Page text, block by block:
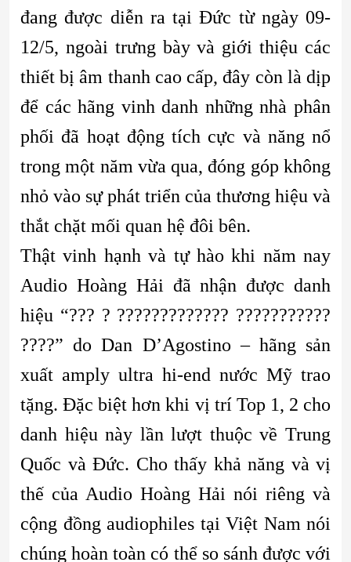
đang được diễn ra tại Đức từ ngày 09-
12/5, ngoài trưng bày và giới thiệu các
thiết bị âm thanh cao cấp, đây còn là dịp
để các hãng vinh danh những nhà phân
phối đã hoạt động tích cực và năng nổ
trong một năm vừa qua, đóng góp không
nhỏ vào sự phát triển của thương hiệu và
thắt chặt mối quan hệ đôi bên.
Thật vinh hạnh và tự hào khi năm nay
Audio Hoàng Hải đã nhận được danh
hiệu “??? ? ????????????? ???????????
????” do Dan D’Agostino – hãng sản
xuất amply ultra hi-end nước Mỹ trao
tặng. Đặc biệt hơn khi vị trí Top 1, 2 cho
danh hiệu này lần lượt thuộc về Trung
Quốc và Đức. Cho thấy khả năng và vị
thế của Audio Hoàng Hải nói riêng và
cộng đồng audiophiles tại Việt Nam nói
chúng hoàn toàn có thể so sánh được với